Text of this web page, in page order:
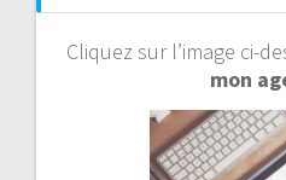
Cliquez sur l’image ci-
mon